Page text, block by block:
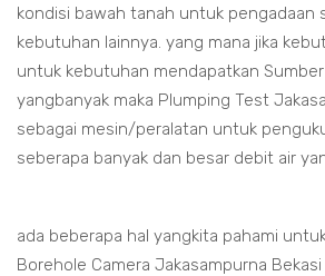
kondisi bawah tanah untuk pengadaan
kebutuhan lainnya. yang mana jika
untuk kebutuhan mendapatkan
yangbanyak maka Plumping Test
sebagai mesin/peralatan untuk
seberapa banyak dan besar debit air
ada beberapa hal yangkita pahami
Borehole Camera Jakasampurna